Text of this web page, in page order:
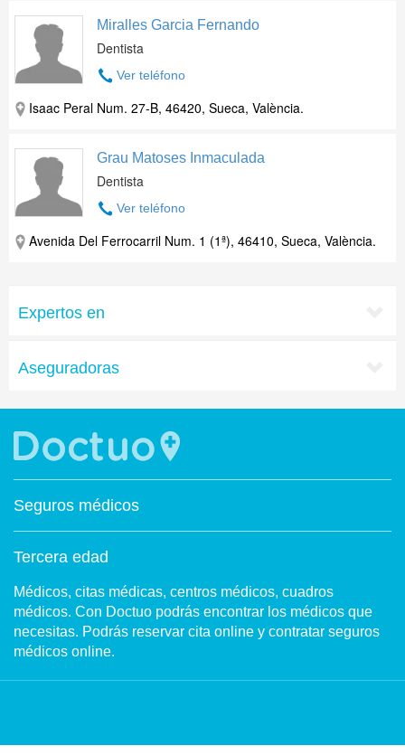
Miralles Garcia Fernando
Dentista
Ver teléfono
Isaac Peral Num. 27-B, 46420, Sueca, València.
Grau Matoses Inmaculada
Dentista
Ver teléfono
Avenida Del Ferrocarril Num. 1 (1ª), 46410, Sueca, València.
Expertos en
Aseguradoras
Seguros médicos
Tercera edad
Médicos, citas médicas, centros médicos, cuadros
médicos. Con Doctuo podrás encontrar los médicos que
necesitas. Podrás reservar cita online y contratar seguros
médicos online.